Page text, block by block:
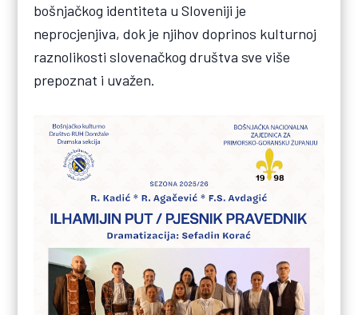
bošnjačkog identiteta u Sloveniji je
neprocjenjiva, dok je njihov doprinos kulturnoj
raznolikosti slovenačkog društva sve više
prepoznat i uvažen.